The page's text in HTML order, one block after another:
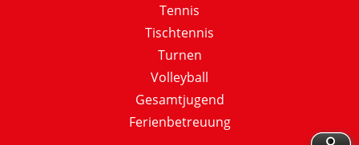
Tennis
Tischtennis
Turnen
Volleyball
Gesamtjugend
Ferienbetreuung